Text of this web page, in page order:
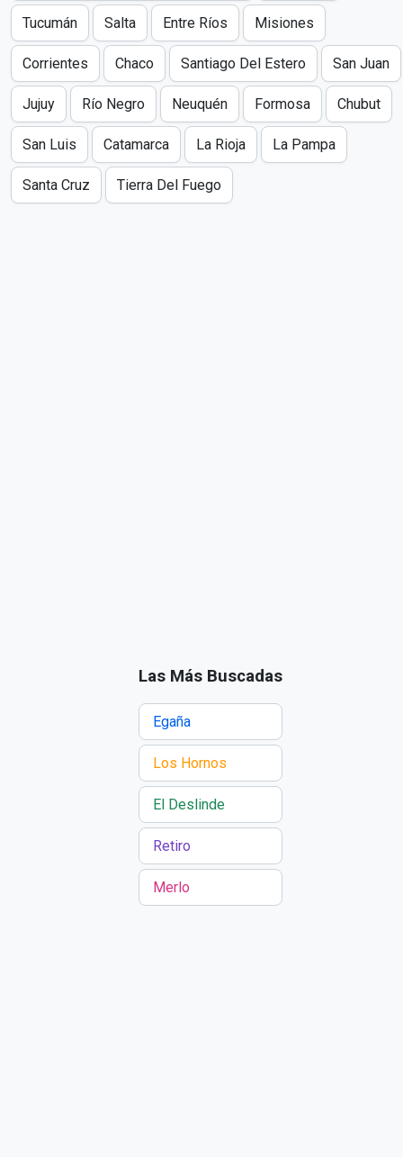
Tucumán Salta Entre Ríos Misiones
Corrientes Chaco Santiago Del Estero San Juan
Jujuy Río Negro Neuquén Formosa Chubut
San Luis Catamarca La Rioja La Pampa
Santa Cruz Tierra Del Fuego
Las Más Buscadas
Egaña
Los Hornos
El Deslinde
Retiro
Merlo